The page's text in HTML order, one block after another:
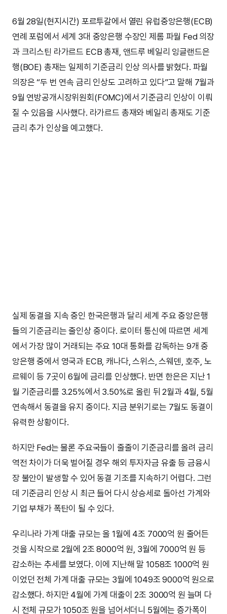
6월 28일(현지시간) 포르투갈에서 열린 유럽중앙은행(ECB)
연례 포럼에서 세계 3대 중앙은행 수장인 제롬 파월 Fed 의장
과 크리스틴 라가르드 ECB 총재, 앤드루 베일리 잉글랜드은
행(BOE) 총재는 일제히 기준금리 인상 의사를 밝혔다. 파월
의장은 “두 번 연속 금리 인상도 고려하고 있다”고 말해 7월과
9월 연방공개시장위원회(FOMC)에서 기준금리 인상이 이뤄
질 수 있음을 시사했다. 라가르드 총재와 베일리 총재도 기준
금리 추가 인상을 예고했다.
실제 동결을 지속 중인 한국은행과 달리 세계 주요 중앙은행
들의 기준금리는 줄인상 중이다. 로이터 통신에 따르면 세계
에서 가장 많이 거래되는 주요 10대 통화를 감독하는 9개 중
앙은행 중에서 영국과 ECB, 캐나다, 스위스, 스웨덴, 호주, 노
르웨이 등 7곳이 6월에 금리를 인상했다. 반면 한은은 지난 1
월 기준금리를 3.25%에서 3.50%로 올린 뒤 2월과 4월, 5월
연속해서 동결을 유지 중이다. 지금 분위기로는 7월도 동결이
유력한 상황이다.
하지만 Fed는 물론 주요국들이 줄줄이 기준금리를 올려 금리
역전 차이가 더욱 벌어질 경우 해외 투자자금 유출 등 금융시
장 불안이 발생할 수 있어 동결 기조를 지속하기 어렵다. 그런
데 기준금리 인상 시 최근 들어 다시 상승세로 돌아선 가계와
기업 부채가 폭탄이 될 수 있다.
우리나라 가계 대출 규모는 올 1월에 4조 7000억 원 줄어든
것을 시작으로 2월에 2조 8000억 원, 3월에 7000억 원 등
감소하는 추세를 보였다. 이에 지난해 말 1058조 1000억 원
이었던 전체 가계 대출 규모는 3월에 1049조 9000억 원으로
감소했다. 하지만 4월에 가계 대출이 2조 3000억 원 늘며 다
시 전체 규모가 1050조 원을 넘어서더니 5월에는 증가폭이